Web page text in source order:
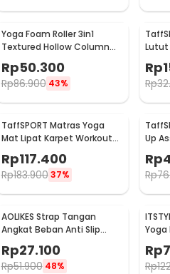
Yoga Foam Roller 3in1
Textured Hollow Column
EVA 25.5cm - H0031
Rp50.300
Rp86.900 43%
Lutut
M -
Rp
Rp
TaffSPORT Matras Yoga
Mat Lipat Karpet Workout
PROlite 60
Rp117.400
Rp183.900 37%
Up
Rp
Rp
AOLIKES Strap Tangan
Angkat Beban Anti Slip
7635
Rp27.100
Rp51.900 48%
Yoga
Rope
Rp
Rp